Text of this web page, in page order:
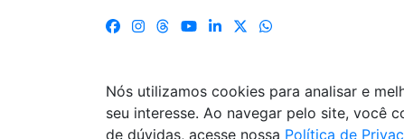
Nós utilizamos cookies para analisar e
seu interesse. Ao navegar pelo site, você
de dúvidas, acesse nossa Política de